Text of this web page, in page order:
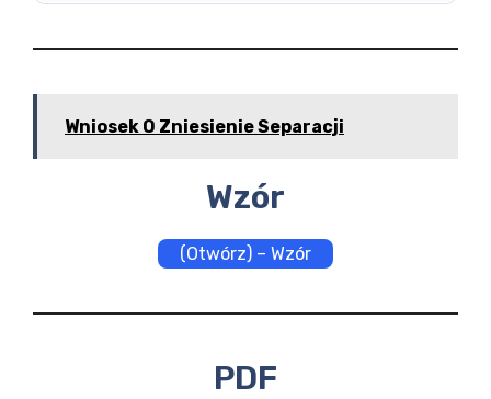
Wniosek O Zniesienie Separacji
Wzór
(Otwórz) – Wzór
PDF